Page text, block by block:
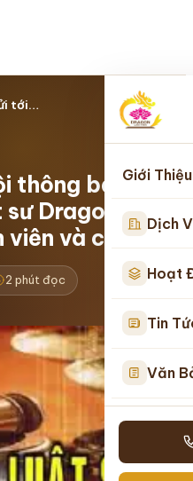
Giới Thiệu
Dịch
Hoạt
Tin
Văn
tới…
thông báo gửi
Dragon cùng
và cộng sự
2 phút đọc